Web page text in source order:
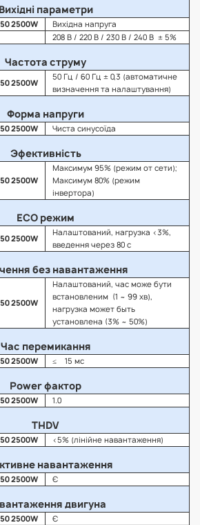
Вихідні параметри
2500W
Вихідна напруга
208 В / 220 В / 230 В / 240 В ± 5%
Частота струму
2500W
50 Гц / 60 Гц ± 0,3 (автоматичне
визначення та налаштування)
Форма напруги
2500W Чиста синусоїда
Эфективність
2500W
Максимум 95% (режим от сети);
Максимум 80% (режим
інвертора)
ECO режим
2500W
Налаштований, нагрузка <3%,
введення через 80 с
без навантаження
2500W
Налаштований, час може бути
встановленим (1 ~ 99 хв),
нагрузка может быть
установлена ​​(3% ~ 50%)
Час перемикання
2500W ≤ 15 мс
Power фактор
2500W 1.0
THDV
2500W <5% (лінійне навантаження)
навантаження
2500W Є
двигуна
2500W Є